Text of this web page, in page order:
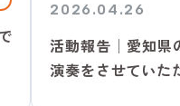
2026.04.26
活動報告│愛知県
演奏をさせていた